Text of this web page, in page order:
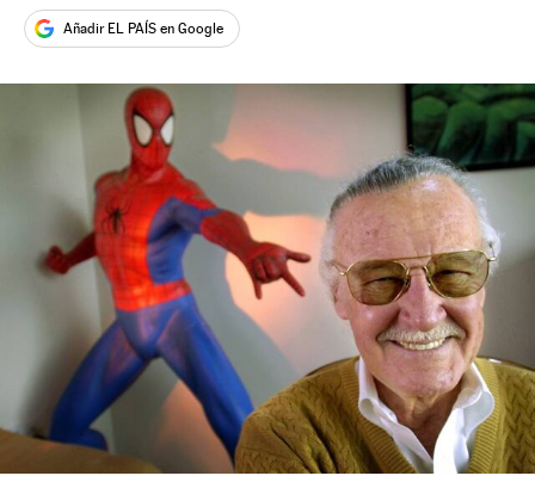
Añadir EL PAÍS en Google